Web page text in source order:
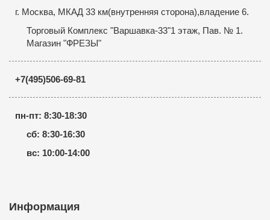
г. Москва, МКАД 33 км(внутренняя сторона),владение 6.
Торговый Комплекс "Варшавка-33"1 этаж, Пав. № 1.
Магазин "ФРЕЗЫ"
+7(495)506-69-81
пн-пт: 8:30-18:30
сб: 8:30-16:30
вс: 10:00-14:00
Информация